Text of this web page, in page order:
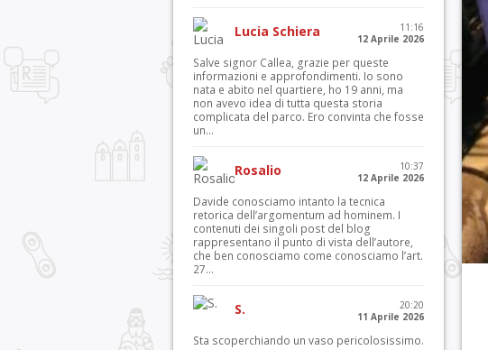
Lucia Schiera
11:16
12 Aprile 2026
Salve signor Callea, grazie per queste
informazioni e approfondimenti. Io sono
nata e abito nel quartiere, ho 19 anni, ma
non avevo idea di tutta questa storia
complicata del parco. Ero convinta che fosse
un...
Rosalio
10:37
12 Aprile 2026
Davide conosciamo intanto la tecnica
retorica dell’argomentum ad hominem. I
contenuti dei singoli post del blog
rappresentano il punto di vista dell’autore,
che ben conosciamo come conosciamo l’art.
27...
S.
20:20
11 Aprile 2026
Sta scoperchiando un vaso pericolosissimo.